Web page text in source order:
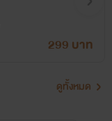
299 บาท
ดูทั้งหมด